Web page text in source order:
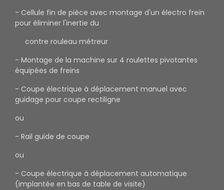
- Cellule fin de pièce avec montage d'un électro frein
pour éliminer l'inertie du
contre rouleau métreur
- Montage de la machine sur 4 roulettes pivotantes
équipées de freins
- Coupe électrique à déplacement manuel avec
guidage pour coupe rectiligne
ou
- Rail guide de coupe
ou
- Coupe électrique à déplacement automatique
(implantée en bas de table de visite)